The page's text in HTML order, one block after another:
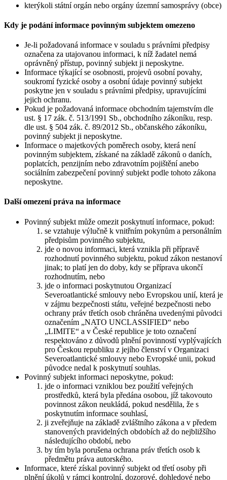
kterýkoli státní orgán nebo orgány územní samosprávy (obce)
Kdy je podání informace povinným subjektem omezeno
Je-li požadovaná informace v souladu s právními předpisy
označena za utajovanou informaci, k níž žadatel nemá
oprávněný přístup, povinný subjekt ji neposkytne.
Informace týkající se osobnosti, projevů osobní povahy,
soukromí fyzické osoby a osobní údaje povinný subjekt
poskytne jen v souladu s právními předpisy, upravujícími
jejich ochranu.
Pokud je požadovaná informace obchodním tajemstvím dle
ust. § 17 zák. č. 513/1991 Sb., obchodního zákoníku, resp.
dle ust. § 504 zák. č. 89/2012 Sb., občanského zákoníku,
povinný subjekt ji neposkytne.
Informace o majetkových poměrech osoby, která není
povinným subjektem, získané na základě zákonů o daních,
poplatcích, penzijním nebo zdravotním pojištění anebo
sociálním zabezpečení povinný subjekt podle tohoto zákona
neposkytne.
Další omezení práva na informace
Povinný subjekt může omezit poskytnutí informace, pokud:
se vztahuje výlučně k vnitřním pokynům a personálním
předpisům povinného subjektu,
jde o novou informaci, která vznikla při přípravě
rozhodnutí povinného subjektu, pokud zákon nestanoví
jinak; to platí jen do doby, kdy se příprava ukončí
rozhodnutím, nebo
jde o informaci poskytnutou Organizací
Severoatlantické smlouvy nebo Evropskou unií, která je
v zájmu bezpečnosti státu, veřejné bezpečnosti nebo
ochrany práv třetích osob chráněna uvedenými původci
označením „NATO UNCLASSIFIED“ nebo
„LIMITE“ a v České republice je toto označení
respektováno z důvodů plnění povinností vyplývajících
pro Českou republiku z jejího členství v Organizaci
Severoatlantické smlouvy nebo Evropské unii, pokud
původce nedal k poskytnutí souhlas.
Povinný subjekt informaci neposkytne, pokud:
jde o informaci vzniklou bez použití veřejných
prostředků, která byla předána osobou, jíž takovouto
povinnost zákon neukládá, pokud nesdělila, že s
poskytnutím informace souhlasí,
ji zveřejňuje na základě zvláštního zákona a v předem
stanovených pravidelných obdobích až do nejbližšího
následujícího období, nebo
by tím byla porušena ochrana práv třetích osob k
předmětu práva autorského.
Informace, které získal povinný subjekt od třetí osoby při
plnění úkolů v rámci kontrolní, dozorové, dohledové nebo